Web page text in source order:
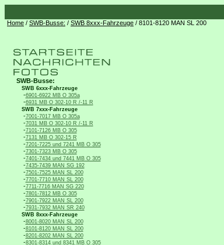
Home / SWB-Busse: / SWB 8xxx-Fahrzeuge / 8101-8120 MAN SL 200
SWB-Busse:
SWB 6xxx-Fahrzeuge
-6901-6922 MB O 305a
-6931 MB O 302-10 R /-11 R
SWB 7xxx-Fahrzeuge
-7001-7017 MB O 305a
-7031 MB O 302-10 R /-11 R
-7101-7126 MB O 305
-7131 MB O 302-15 R
-7201-7225 und 7241 MB O 305
-7301-7323 MB O 305
-7401-7434 und 7441 MB O 305
-7435-7439 MAN SG 192
-7501-7525 MAN SL 200
-7701-7710 MAN SL 200
-7711-7716 MAN SG 220
-7801-7812 MB O 305
-7901-7922 MAN SL 200
-7931-7932 MAN SR 240
SWB 8xxx-Fahrzeuge
-8001-8020 MAN SL 200
-8101-8120 MAN SL 200
-8201-8202 MAN SL 200
-8301-8314 und 8341 MB O 305